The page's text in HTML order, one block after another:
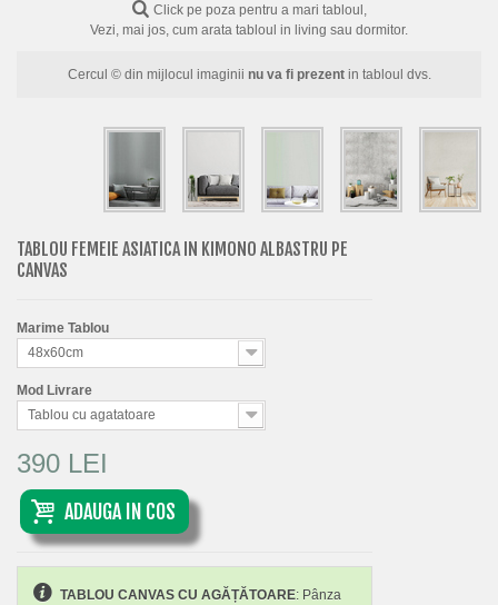
Click pe poza pentru a mari tabloul,
Vezi, mai jos, cum arata tabloul in living sau dormitor.
Cercul © din mijlocul imaginii nu va fi prezentin tabloul dvs.
TABLOU FEMEIE ASIATICA IN KIMONO ALBASTRU PE
CANVAS
Marime Tablou
48x60cm
Mod Livrare
Tablou cu agatatoare
390 LEI
ADAUGA IN COS
TABLOU CANVAS CU AGĂȚĂTOARE: Pânza